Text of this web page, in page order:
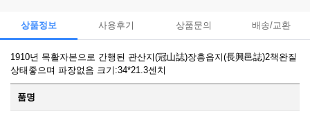
상품정보 사용후기 상품문의 배송/교환
1910년 목활자본으로 간행된 관산지(冠山誌)장흥읍지(長興邑誌)2책완질
상태좋으며 파장없음 크기:34*21.3센치
품명